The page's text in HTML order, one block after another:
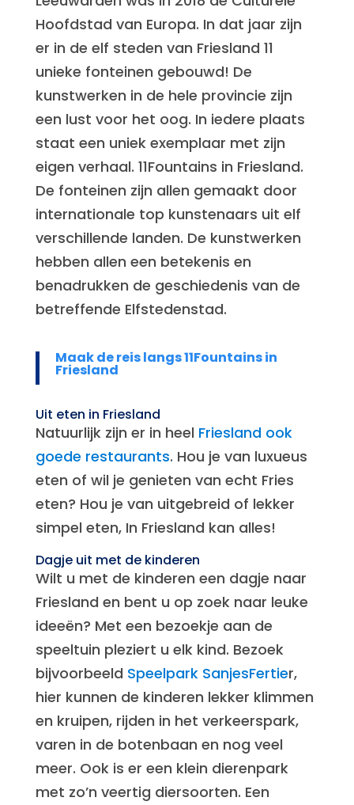
Hoofdstad van Europa. In dat jaar zijn
er in de elf steden van Friesland 11
unieke fonteinen gebouwd! De
kunstwerken in de hele provincie zijn
een lust voor het oog. In iedere plaats
staat een uniek exemplaar met zijn
eigen verhaal. 11Fountains in Friesland.
De fonteinen zijn allen gemaakt door
internationale top kunstenaars uit elf
verschillende landen. De kunstwerken
hebben allen een betekenis en
benadrukken de geschiedenis van de
betreffende Elfstedenstad.
Maak de reis langs 11Fountains in
Friesland
Uit eten in Friesland
Natuurlijk zijn er in heel Friesland ook
goede restaurants. Hou je van luxueus
eten of wil je genieten van echt Fries
eten? Hou je van uitgebreid of lekker
simpel eten, In Friesland kan alles!
Dagje uit met de kinderen
Wilt u met de kinderen een dagje naar
Friesland en bent u op zoek naar leuke
ideeën? Met een bezoekje aan de
speeltuin pleziert u elk kind. Bezoek
bijvoorbeeld Speelpark SanjesFertier,
hier kunnen de kinderen lekker klimmen
en kruipen, rijden in het verkeerspark,
varen in de botenbaan en nog veel
meer. Ook is er een klein dierenpark
met zo’n veertig diersoorten. Een